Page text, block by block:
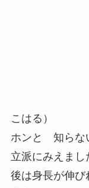
（一番上
こはる）
ホンと 知らな
立派にみえまし
後は身長が伸び